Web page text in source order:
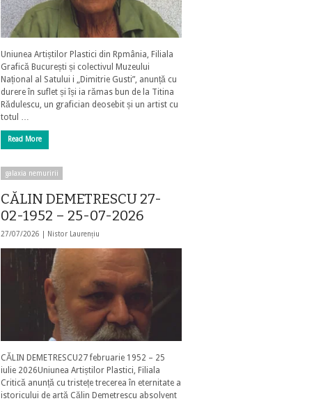
Uniunea Artiștilor Plastici din Rpmânia, Filiala
Grafică București și colectivul Muzeului
Național al Satului i „Dimitrie Gusti”, anunță cu
durere în suflet și își ia rămas bun de la Titina
Rădulescu, un grafician deosebit și un artist cu
totul …
Read More
galaxia nemuririi
CĂLIN DEMETRESCU 27-
02-1952 – 25-07-2026
27/07/2026 | Nistor Laurențiu
CĂLIN DEMETRESCU27 februarie 1952 – 25
iulie 2026Uniunea Artiștilor Plastici, Filiala
Critică anunță cu tristețe trecerea în eternitate a
istoricului de artă Călin Demetrescu absolvent